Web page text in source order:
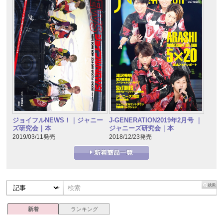
ジョイフルNEWS！｜ジャニー
ズ研究会｜本
2019/03/11発売
J-GENERATION2019年2月号 ｜
ジャニーズ研究会｜本
2018/12/23発売
新着 ランキング